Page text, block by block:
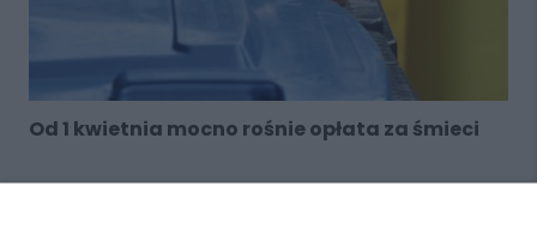
Od 1 kwietnia mocno rośnie opłata za śmieci